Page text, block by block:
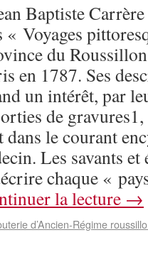
Baptiste
« Voyages
du
en 1787. Ses
un intérêt, par
de
dans le courant
Les savants
chaque «
la lecture →
d’Ancien-Régime